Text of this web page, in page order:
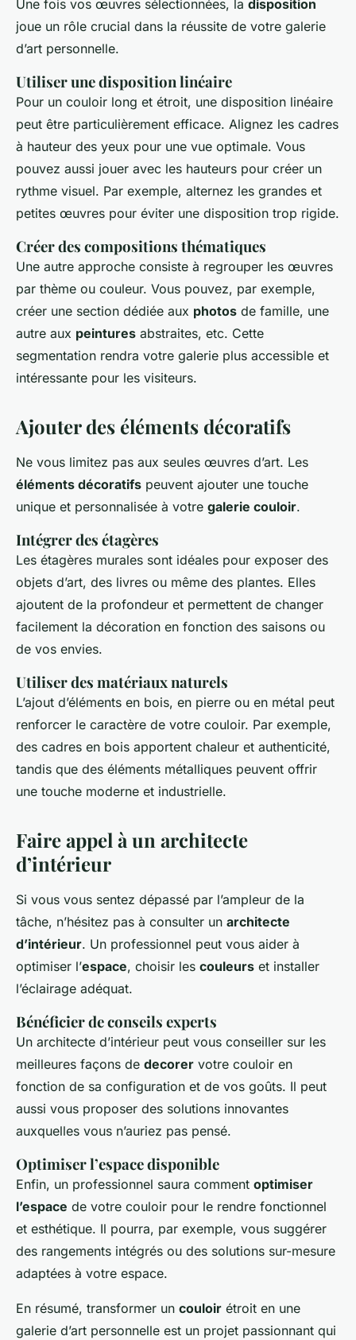
Une fois vos œuvres sélectionnées, la disposition
joue un rôle crucial dans la réussite de votre galerie
d’art personnelle.
Utiliser une disposition linéaire
Pour un couloir long et étroit, une disposition linéaire
peut être particulièrement efficace. Alignez les cadres
à hauteur des yeux pour une vue optimale. Vous
pouvez aussi jouer avec les hauteurs pour créer un
rythme visuel. Par exemple, alternez les grandes et
petites œuvres pour éviter une disposition trop rigide.
Créer des compositions thématiques
Une autre approche consiste à regrouper les œuvres
par thème ou couleur. Vous pouvez, par exemple,
créer une section dédiée aux photos de famille, une
autre aux peintures abstraites, etc. Cette
segmentation rendra votre galerie plus accessible et
intéressante pour les visiteurs.
Ajouter des éléments décoratifs
Ne vous limitez pas aux seules œuvres d’art. Les
éléments décoratifs peuvent ajouter une touche
unique et personnalisée à votre galerie couloir.
Intégrer des étagères
Les étagères murales sont idéales pour exposer des
objets d’art, des livres ou même des plantes. Elles
ajoutent de la profondeur et permettent de changer
facilement la décoration en fonction des saisons ou
de vos envies.
Utiliser des matériaux naturels
L’ajout d’éléments en bois, en pierre ou en métal peut
renforcer le caractère de votre couloir. Par exemple,
des cadres en bois apportent chaleur et authenticité,
tandis que des éléments métalliques peuvent offrir
une touche moderne et industrielle.
Faire appel à un architecte
d’intérieur
Si vous vous sentez dépassé par l’ampleur de la
tâche, n’hésitez pas à consulter un architecte
d’intérieur. Un professionnel peut vous aider à
optimiser l’espace, choisir les couleurs et installer
l’éclairage adéquat.
Bénéficier de conseils experts
Un architecte d’intérieur peut vous conseiller sur les
meilleures façons de decorer votre couloir en
fonction de sa configuration et de vos goûts. Il peut
aussi vous proposer des solutions innovantes
auxquelles vous n’auriez pas pensé.
Optimiser l’espace disponible
Enfin, un professionnel saura comment optimiser
l’espace de votre couloir pour le rendre fonctionnel
et esthétique. Il pourra, par exemple, vous suggérer
des rangements intégrés ou des solutions sur-mesure
adaptées à votre espace.
En résumé, transformer un couloir étroit en une
galerie d’art personnelle est un projet passionnant qui